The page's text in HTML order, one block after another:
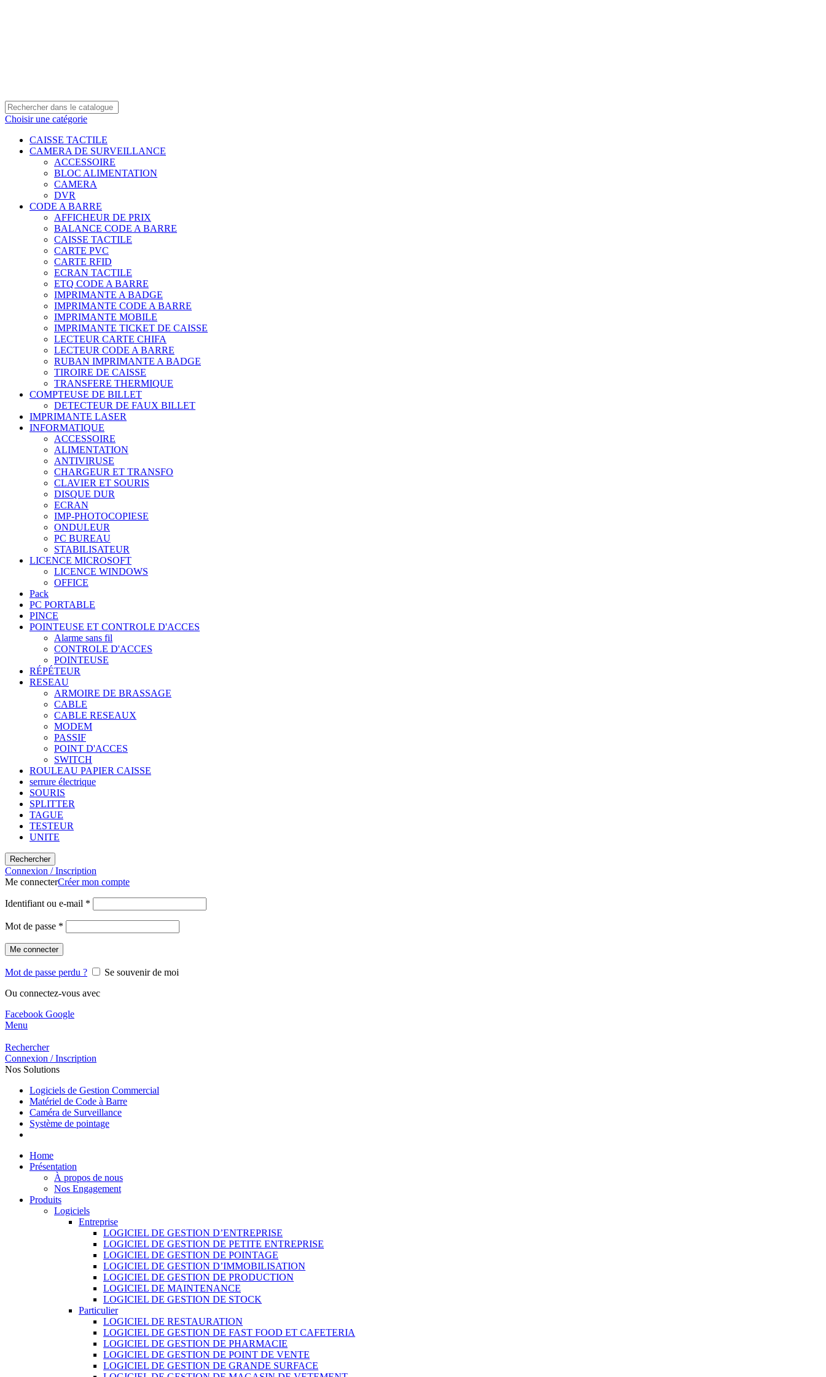
Choisir une catégorie
CAISSE TACTILE
CAMERA DE SURVEILLANCE
ACCESSOIRE
BLOC ALIMENTATION
CAMERA
DVR
CODE A BARRE
AFFICHEUR DE PRIX
BALANCE CODE A BARRE
CAISSE TACTILE
CARTE PVC
CARTE RFID
ECRAN TACTILE
ETQ CODE A BARRE
IMPRIMANTE A BADGE
IMPRIMANTE CODE A BARRE
IMPRIMANTE MOBILE
IMPRIMANTE TICKET DE CAISSE
LECTEUR CARTE CHIFA
LECTEUR CODE A BARRE
RUBAN IMPRIMANTE A BADGE
TIROIRE DE CAISSE
TRANSFERE THERMIQUE
COMPTEUSE DE BILLET
DETECTEUR DE FAUX BILLET
IMPRIMANTE LASER
INFORMATIQUE
ACCESSOIRE
ALIMENTATION
ANTIVIRUSE
CHARGEUR ET TRANSFO
CLAVIER ET SOURIS
DISQUE DUR
ECRAN
IMP-PHOTOCOPIESE
ONDULEUR
PC BUREAU
STABILISATEUR
LICENCE MICROSOFT
LICENCE WINDOWS
OFFICE
Pack
PC PORTABLE
PINCE
POINTEUSE ET CONTROLE D'ACCES
Alarme sans fil
CONTROLE D'ACCES
POINTEUSE
RÉPÉTEUR
RESEAU
ARMOIRE DE BRASSAGE
CABLE
CABLE RESEAUX
MODEM
PASSIF
POINT D'ACCES
SWITCH
ROULEAU PAPIER CAISSE
serrure électrique
SOURIS
SPLITTER
TAGUE
TESTEUR
UNITE
Rechercher
Connexion / Inscription
Me connecterCréer mon compte
Identifiant ou e-mail *
Mot de passe *
Me connecter
Mot de passe perdu ?
Se souvenir de moi
Ou connectez-vous avec
Facebook Google
Menu
Rechercher
Connexion / Inscription
Nos Solutions
Logiciels de Gestion Commercial
Matériel de Code à Barre
Caméra de Surveillance
Système de pointage
Home
Présentation
À propos de nous
Nos Engagement
Produits
Logiciels
Entreprise
LOGICIEL DE GESTION D’ENTREPRISE
LOGICIEL DE GESTION DE PETITE ENTREPRISE
LOGICIEL DE GESTION DE POINTAGE
LOGICIEL DE GESTION D’IMMOBILISATION
LOGICIEL DE GESTION DE PRODUCTION
LOGICIEL DE MAINTENANCE
LOGICIEL DE GESTION DE STOCK
Particulier
LOGICIEL DE RESTAURATION
LOGICIEL DE GESTION DE FAST FOOD ET CAFETERIA
LOGICIEL DE GESTION DE PHARMACIE
LOGICIEL DE GESTION DE POINT DE VENTE
LOGICIEL DE GESTION DE GRANDE SURFACE